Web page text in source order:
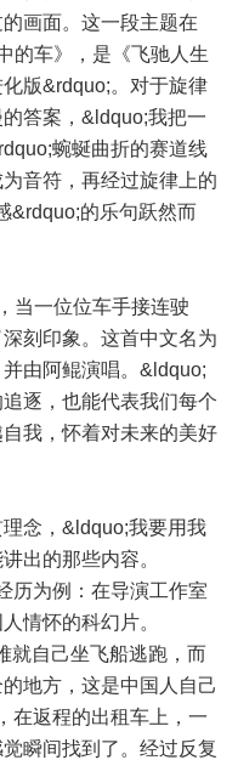
画面。这一段主题在
的车》，是《飞驰人生
版&rdquo;。对于旋律
答案，&ldquo;我把一
蜿蜒曲折的赛道线
音符，再经过旋律上的
&rdquo;的乐句跃然而
当一位位车手接连驶
刻印象。这首中文名为
由阿鲲演唱。&ldquo;
逐，也能代表我们每个
我，怀着对未来的美好
念，&ldquo;我要用我
出的那些内容。
历为例：在导演工作室
情怀的科幻片。
就自己坐飞船逃跑，而
地方，这是中国人自己
在返程的出租车上，一
瞬间找到了。经过反复